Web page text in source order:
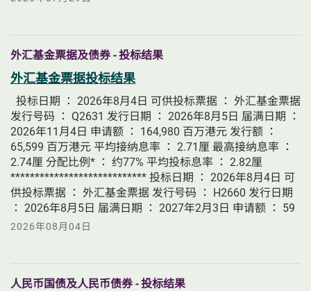
外汇基金票据及债券 - 投标结果
外汇基金票据投标结果
投标日期 ： 2026年8月4日 可供投标票据 ： 外汇基金票据
发行号码 ： Q2631 发行日期 ： 2026年8月5日 届满日期 ：
2026年11月4日 申请额 ： 164,980 百万港元 发行额 ：
65,599 百万港元 平均接纳息率 ： 2.71厘 最高接纳息率 ：
2.74厘 分配比例* ： 约77% 平均投标息率 ： 2.82厘
**************************** 投标日期 ： 2026年8月4日 可
供投标票据 ： 外汇基金票据 发行号码 ： H2660 发行日期
： 2026年8月5日 届满日期 ： 2027年2月3日 申请额 ： 59
2026年08月04日
人民币国债及人民币债券 - 投标结果